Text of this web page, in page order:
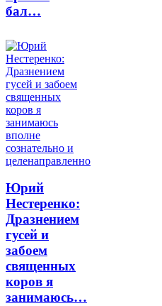
бал…
Юрий
Нестеренко:
Дразнением
гусей и
забоем
священных
коров я
занимаюсь…